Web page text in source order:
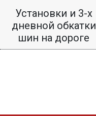
Установки и 3-х
дневной обкатки
шин на дороге